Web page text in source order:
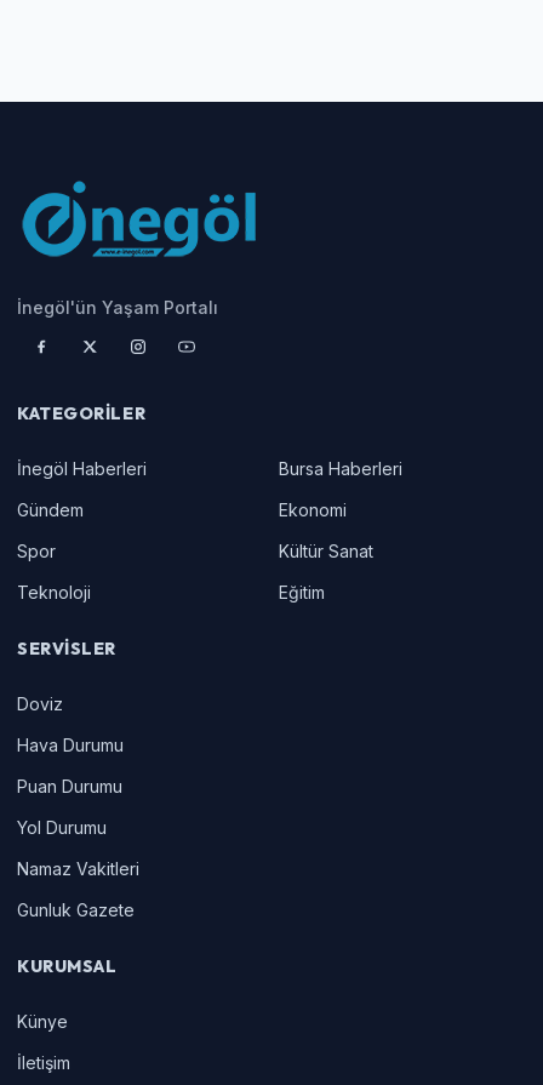
İnegöl'ün Yaşam Portalı
KATEGORILER
İnegöl Haberleri
Bursa Haberleri
Gündem
Ekonomi
Spor
Kültür Sanat
Teknoloji
Eğitim
SERVISLER
Doviz
Hava Durumu
Puan Durumu
Yol Durumu
Namaz Vakitleri
Gunluk Gazete
KURUMSAL
Künye
İletişim